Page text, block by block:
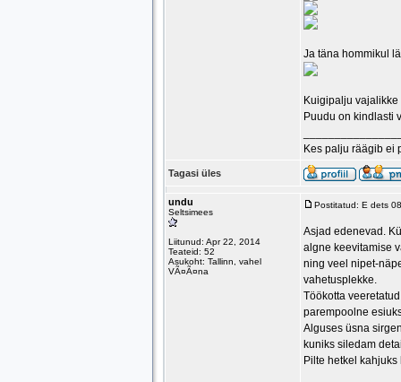
Ja täna hommikul
Kuigipalju
Puudu on kindlasti
Kes palju räägib ei
Tagasi üles
undu
Seltsimees
Liitunud: Apr 22, 2014
Teateid: 52
Asukoht: Tallinn, vahel
VÃ¤Ã¤na
Postitatud: E dets
Asjad edenevad.
algne keevitamise
ning veel nipet-
vahetusplekke.
Töökotta
parempoolne
Alguses üsna
kuniks siledam
Pilte hetkel